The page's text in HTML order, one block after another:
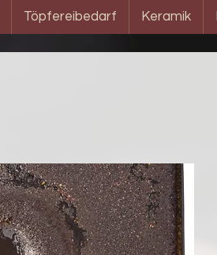
Töpfereibedarf Keramik